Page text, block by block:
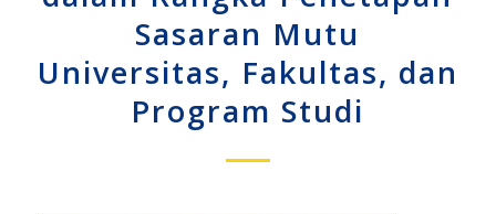
Sasaran Mutu
Universitas, Fakultas, dan
Program Studi